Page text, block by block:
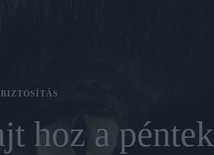
BIZTOSÍTÁS
hoz a péntek